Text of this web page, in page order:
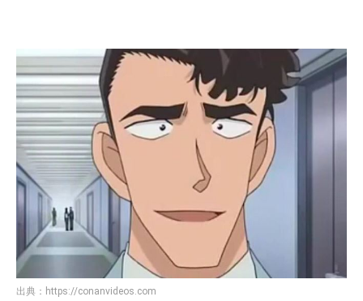
出典： https://conanvideos.com